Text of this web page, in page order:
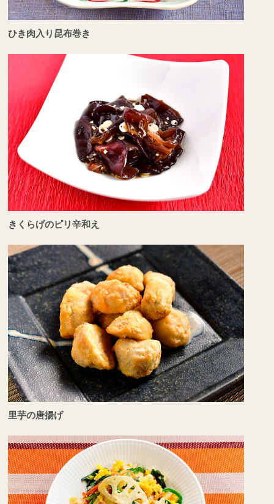
ひき肉入り昆布巻き
きくらげのピリ辛和え
里芋の唐揚げ